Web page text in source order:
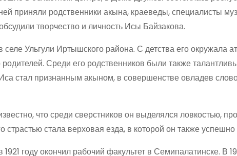
приняли родственники акына, краеведы, специалисты
творчество и личность Исы Байзакова.
селе Ульгули Иртышского района. С детства его окружала
родителей. Среди его родственников были также
стал признанным акыном, в совершенстве овладев
что среди сверстников он выделялся ловкостью,
стала верховая езда, в которой он также
году окончил рабочий факультет в Семипалатинске. В